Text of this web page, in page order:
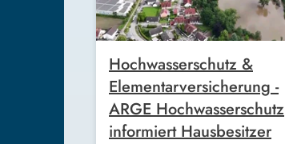
Hochwasserschutz &
Elementarversicherung -
ARGE Hochwasserschutz
informiert Hausbesitzer